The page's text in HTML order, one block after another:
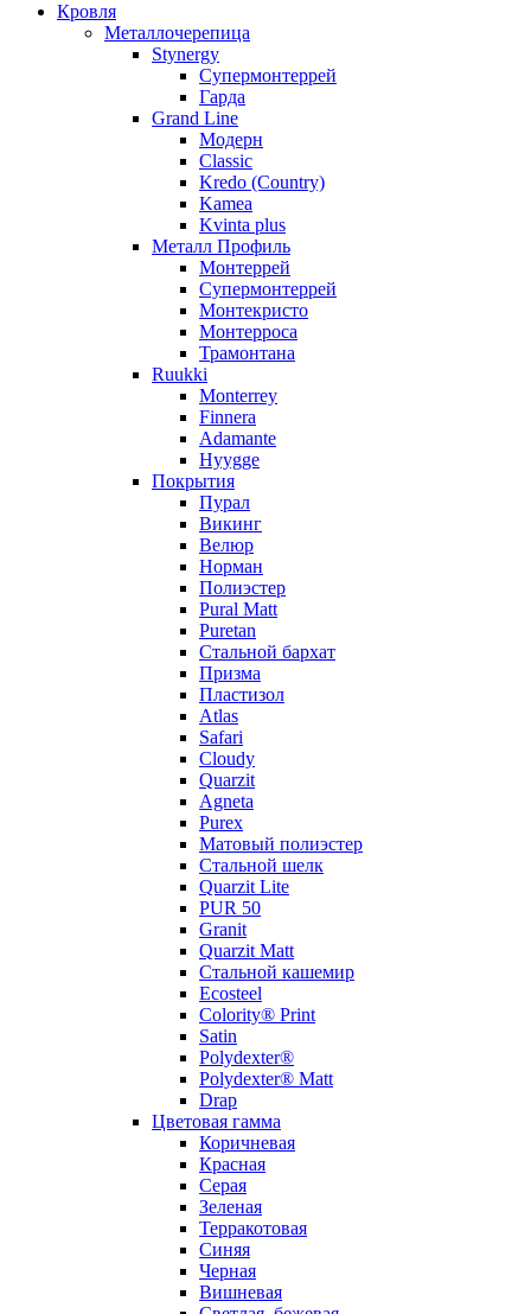
Кровля
Металлочерепица
Stynergy
Супермонтеррей
Гарда
Grand Line
Модерн
Classic
Kredo (Country)
Kamea
Kvinta plus
Металл Профиль
Монтеррей
Супермонтеррей
Монтекристо
Монтерроса
Трамонтана
Ruukki
Monterrey
Finnera
Adamante
Hyygge
Покрытия
Пурал
Викинг
Велюр
Норман
Полиэстер
Pural Matt
Puretan
Стальной бархат
Призма
Пластизол
Atlas
Safari
Cloudy
Quarzit
Agneta
Purex
Матовый полиэстер
Стальной шелк
Quarzit Lite
PUR 50
Granit
Quarzit Matt
Стальной кашемир
Ecosteel
Colority® Print
Satin
Polydexter®
Polydexter® Matt
Drap
Цветовая гамма
Коричневая
Красная
Серая
Зеленая
Терракотовая
Синяя
Черная
Вишневая